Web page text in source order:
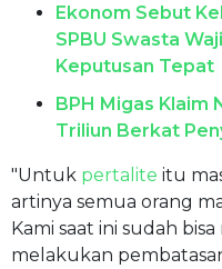
Ekonom Sebut
SPBU Swasta
Keputusan Tepat
BPH Migas Klaim
Triliun Berkat
"Untuk pertalite itu
artinya semua orang
Kami saat ini sudah
melakukan